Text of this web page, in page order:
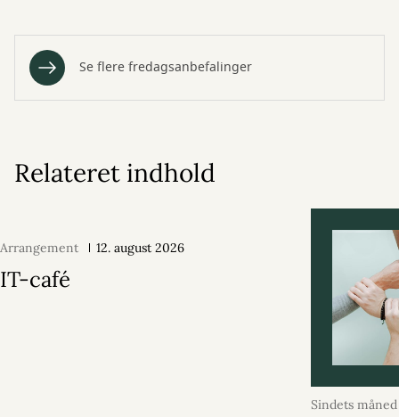
Se flere fredagsanbefalinger
Relateret indhold
Arrangement 12. august 2026
IT-café
Sindets måned